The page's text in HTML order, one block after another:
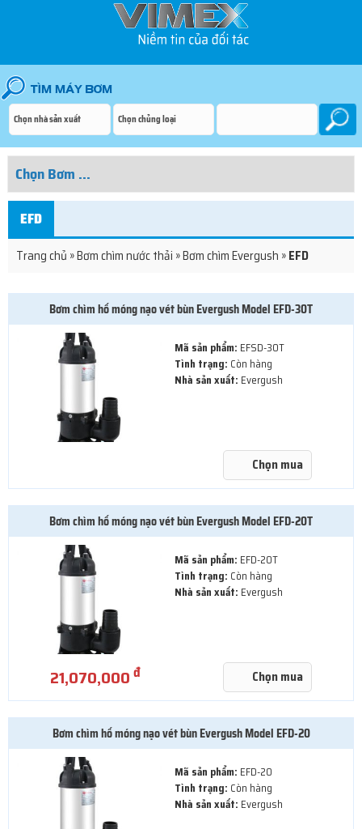
EFD
Trang chủ »Bơm chìm nước thải »Bơm chìm Evergush »EFD
Bơm chìm hố móng nạo vét bùn Evergush Model EFD-30T
Mã sản phẩm: EFSD-30T
Tình trạng: Còn hàng
Nhà sản xuất: Evergush
Chọn mua
Bơm chìm hố móng nạo vét bùn Evergush Model EFD-20T
Mã sản phẩm: EFD-20T
Tình trạng: Còn hàng
Nhà sản xuất: Evergush
21,070,000đ Chọn mua
Bơm chìm hố móng nạo vét bùn Evergush Model EFD-20
Mã sản phẩm: EFD-20
Tình trạng: Còn hàng
Nhà sản xuất: Evergush